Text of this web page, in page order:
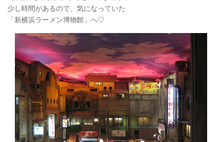
少し時間があるので、気になっていた
「新横浜ラーメン博物館」へ♡